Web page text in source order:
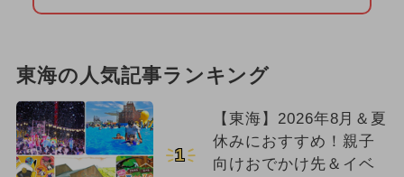
東海の人気記事ランキング
1
【東海】2026年8月＆夏
休みにおすすめ！親子
向けおでかけ先＆イベ